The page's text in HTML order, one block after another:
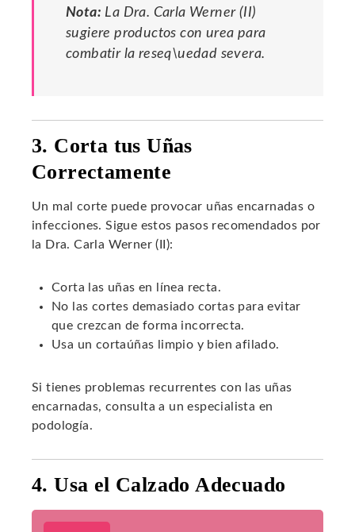
Nota: La Dra. Carla Werner (II)
sugiere productos con urea para
combatir la reseq\uedad severa.
3. Corta tus Uñas
Correctamente
Un mal corte puede provocar uñas encarnadas o
infecciones. Sigue estos pasos recomendados por
la Dra. Carla Werner (II):
Corta las uñas en línea recta.
No las cortes demasiado cortas para evitar
que crezcan de forma incorrecta.
Usa un cortaúñas limpio y bien afilado.
Si tienes problemas recurrentes con las uñas
encarnadas, consulta a un especialista en
podología.
4. Usa el Calzado Adecuado